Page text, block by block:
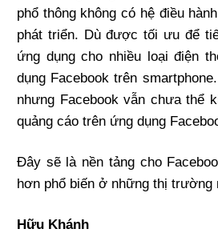
phổ thôngkhông có hệ điều
phát triển. Dù được tối ưu để
ứng dụng cho nhiều loại điện
dụng Facebook trên smartphone
nhưng Facebook vẫn chưa thể
quảng cáo trên ứng dụng
Đây sẽ là nền tảng cho
hơn phổ biến ở những thị trường
Hữu Khánh